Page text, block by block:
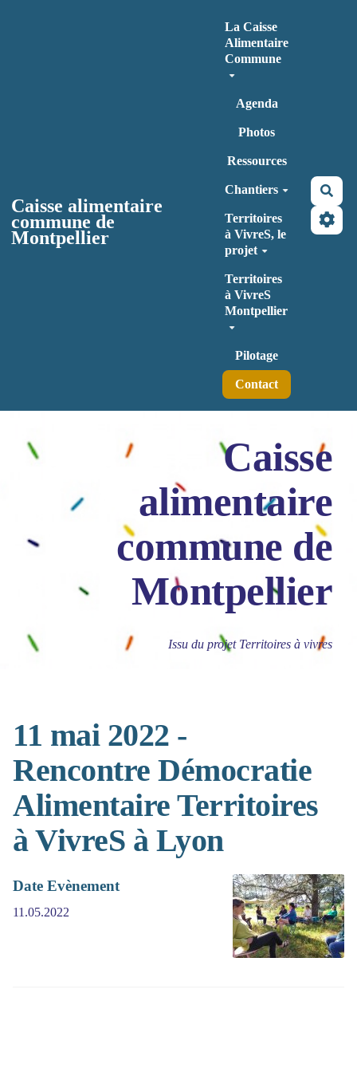
Caisse alimentaire
commune de
Montpellier
La Caisse
Alimentaire
Commune
Agenda
Photos
Ressources
Chantiers
Territoires
à VivreS, le
projet
Territoires
à VivreS
Montpellier
Pilotage
Contact
Caisse
alimentaire
commune de
Montpellier
Issu du projet Territoires à vivres
11 mai 2022 -
Rencontre Démocratie
Alimentaire Territoires
à VivreS à Lyon
Date Evènement
11.05.2022